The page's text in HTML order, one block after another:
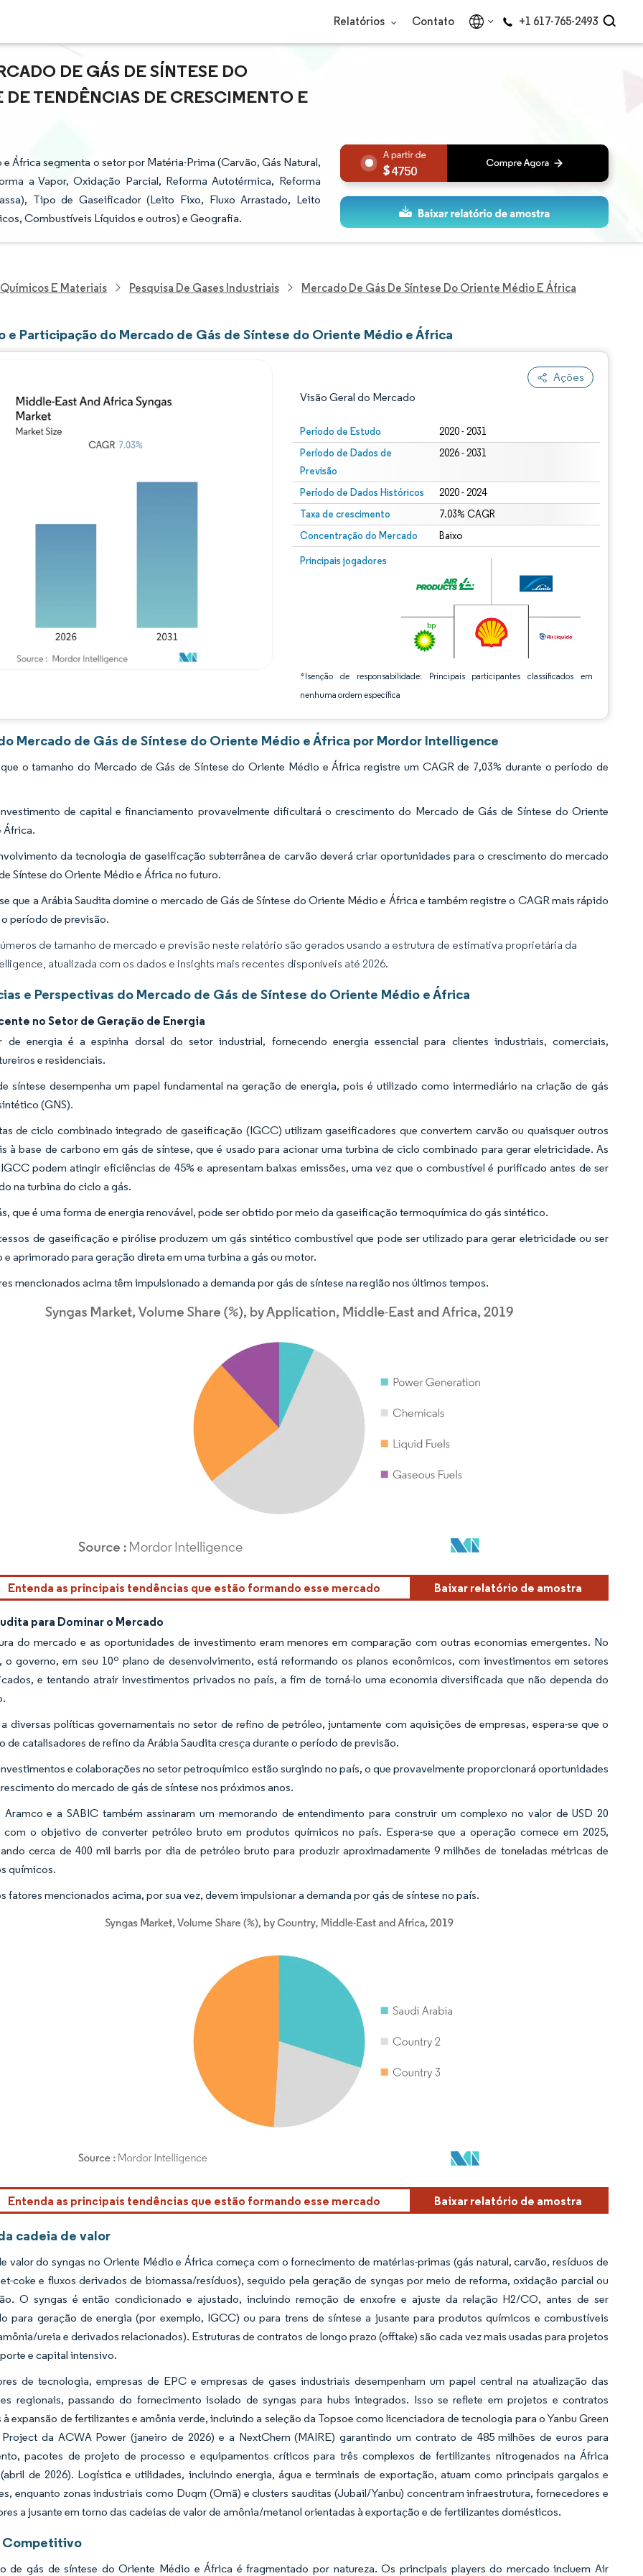
Relatórios Contato +1 617-765-2493
DE GÁS DE SÍNTESE DO
TENDÊNCIAS DE CRESCIMENTO E
África segmenta o setor por Matéria-Prima (Carvão, Gás Natural,
a Vapor, Oxidação Parcial, Reforma Autotérmica, Reforma
Tipo de Gaseificador (Leito Fixo, Fluxo Arrastado, Leito
Combustíveis Líquidos e outros) e Geografia.
4750
E Materiais Pesquisa De Gases Industriais Mercado De Gás De Síntese Do Oriente Médio E África
e Participação do Mercado de Gás de Síntese do Oriente Médio e África
Ações
Visão Geral do Mercado
Período de Estudo 2020 - 2031
Período de Dados de
Previsão
2026 - 2031
Período de Dados Históricos 2020 - 2024
Taxa de crescimento 7.03% CAGR
Concentração do Mercado Baixo
Principais jogadores
*Isenção de responsabilidade: Principais participantes classificados em
nenhuma ordem específica
Imagem © Mordor Intelligence. O reuso requer atribuição conforme CC BY 4.0.
Imagem © Mordor Intelligence. O reuso requer atribuição conforme CC BY 4.0.
Mercado de Gás de Síntese do Oriente Médio e África por Mordor Intelligence
que o tamanho do Mercado de Gás de Síntese do Oriente Médio e África registre um CAGR de 7,03% durante o período de
de capital e financiamento provavelmente dificultará o crescimento do Mercado de Gás de Síntese do Oriente
África.
da tecnologia de gaseificação subterrânea de carvão deverá criar oportunidades para o crescimento do mercado
Síntese do Oriente Médio e África no futuro.
que a Arábia Saudita domine o mercado de Gás de Síntese do Oriente Médio e África e também registre o CAGR mais rápido
período de previsão.
de tamanho de mercado e previsão neste relatório são gerados usando a estrutura de estimativa proprietária da
atualizada com os dados e insights mais recentes disponíveis até 2026.
e Perspectivas do Mercado de Gás de Síntese do Oriente Médio e África
no Setor de Geração de Energia
de energia é a espinha dorsal do setor industrial, fornecendo energia essencial para clientes industriais, comerciais,
e residenciais.
síntese desempenha um papel fundamental na geração de energia, pois é utilizado como intermediário na criação de gás
(GNS).
de ciclo combinado integrado de gaseificação (IGCC) utilizam gaseificadores que convertem carvão ou quaisquer outros
à base de carbono em gás de síntese, que é usado para acionar uma turbina de ciclo combinado para gerar eletricidade. As
podem atingir eficiências de 45% e apresentam baixas emissões, uma vez que o combustível é purificado antes de ser
na turbina do ciclo a gás.
que é uma forma de energia renovável, pode ser obtido por meio da gaseificação termoquímica do gás sintético.
de gaseificação e pirólise produzem um gás sintético combustível que pode ser utilizado para gerar eletricidade ou ser
e aprimorado para geração direta em uma turbina a gás ou motor.
mencionados acima têm impulsionado a demanda por gás de síntese na região nos últimos tempos.
Intelligence. O reuso requer atribuição conforme CC BY 4.0.
Entenda as principais tendências que estão formando esse mercado Baixar relatório de amostra
para Dominar o Mercado
do mercado e as oportunidades de investimento eram menores em comparação com outras economias emergentes. No
o governo, em seu 10º plano de desenvolvimento, está reformando os planos econômicos, com investimentos em setores
e tentando atrair investimentos privados no país, a fim de torná-lo uma economia diversificada que não dependa do
diversas políticas governamentais no setor de refino de petróleo, juntamente com aquisições de empresas, espera-se que o
de catalisadores de refino da Arábia Saudita cresça durante o período de previsão.
e colaborações no setor petroquímico estão surgindo no país, o que provavelmente proporcionará oportunidades
do mercado de gás de síntese nos próximos anos.
Aramco e a SABIC também assinaram um memorando de entendimento para construir um complexo no valor de USD 20
com o objetivo de converter petróleo bruto em produtos químicos no país. Espera-se que a operação comece em 2025,
cerca de 400 mil barris por dia de petróleo bruto para produzir aproximadamente 9 milhões de toneladas métricas de
químicos.
fatores mencionados acima, por sua vez, devem impulsionar a demanda por gás de síntese no país.
Intelligence. O reuso requer atribuição conforme CC BY 4.0.
Entenda as principais tendências que estão formando esse mercado Baixar relatório de amostra
cadeia de valor
valor do syngas no Oriente Médio e África começa com o fornecimento de matérias-primas (gás natural, carvão, resíduos de
coke e fluxos derivados de biomassa/resíduos), seguido pela geração de syngas por meio de reforma, oxidação parcial ou
O syngas é então condicionado e ajustado, incluindo remoção de enxofre e ajuste da relação H2/CO, antes de ser
para geração de energia (por exemplo, IGCC) ou para trens de síntese a jusante para produtos químicos e combustíveis
ureia e derivados relacionados). Estruturas de contratos de longo prazo (offtake) são cada vez mais usadas para projetos
e capital intensivo.
de tecnologia, empresas de EPC e empresas de gases industriais desempenham um papel central na atualização das
regionais, passando do fornecimento isolado de syngas para hubs integrados. Isso se reflete em projetos e contratos
expansão de fertilizantes e amônia verde, incluindo a seleção da Topsoe como licenciadora de tecnologia para o Yanbu Green
da ACWA Power (janeiro de 2026) e a NextChem (MAIRE) garantindo um contrato de 485 milhões de euros para
pacotes de projeto de processo e equipamentos críticos para três complexos de fertilizantes nitrogenados na África
de 2026). Logística e utilidades, incluindo energia, água e terminais de exportação, atuam como principais gargalos e
enquanto zonas industriais como Duqm (Omã) e clusters sauditas (Jubail/Yanbu) concentram infraestrutura, fornecedores e
a jusante em torno das cadeias de valor de amônia/metanol orientadas à exportação e de fertilizantes domésticos.
Competitivo
de gás de síntese do Oriente Médio e África é fragmentado por natureza. Os principais players do mercado incluem Air